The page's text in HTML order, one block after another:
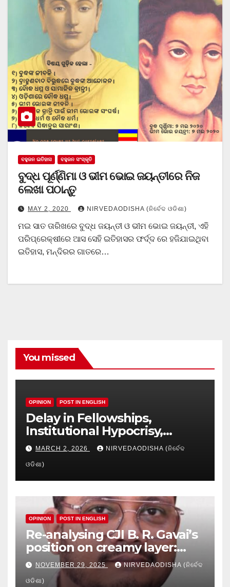
ବହୁଜନ ଇତିହାସ ବହୁଜନ ସଂସ୍କୃତି
ବୁଦ୍ଧ ପୂର୍ଣ୍ଣିମା ଓ ଭୀମ ଭୋଇ ଜୟନ୍ତୀରେ ନିଜ
ଲେଖା ପଠାନ୍ତୁ
MAY 2, 2020 NIRVEDAODISHA (ନିର୍ବେଦ ଓଡିଶା)
ମଇ ସାତ ତାରିଖରେ ବୁଦ୍ଧ ଜୟନ୍ତୀ ଓ ଭୀମ ଭୋଇ ଜୟନ୍ତୀ, ଏହି
ପରିପ୍ରେକ୍ଷୀରେ ଆସ ସେହି ଇତିହାସର ଫର୍ଦ୍ଦ ରେ ହଜିଯାଇଥିବା
ଇତିହାସ, ମନ୍ଦିରର ଗାତରେ…
You missed
OPINION POST IN ENGLISH
Delay in Fellowships,
Institutional Hypocrisy,
Research setbacks: A Hidden
Crisis in Odisha’s Higher
Education
MARCH 2, 2026 NIRVEDAODISHA (ନିର୍ବେଦ
ଓଡିଶା)
OPINION POST IN ENGLISH
Re-analysing CJI B. R. Gavai’s
position on creamy layer:
Issues and implication
NOVEMBER 29, 2025 NIRVEDAODISHA (ନିର୍ବେଦ
ଓଡିଶା)